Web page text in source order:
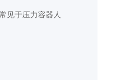
见于压力容器人